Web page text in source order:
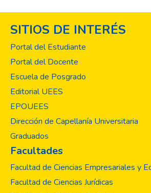
de cuidar de la salud en
físico y psicológico,
mayores en sus últimos
Teología de la salud
solidaridad haciendo
involucrados, a tomar
el Dios creador en favor
que todos en la manera
SITIOS DE INTERÉS
Portal del Estudiante
Portal del Docente
Escuela de Posgrado
Editorial UEES
EPOUEES
Dirección de Capellanía Universitaria
Graduados
Facultades
Facultad de Ciencias Empresariales y
Facultad de Ciencias Jurídicas